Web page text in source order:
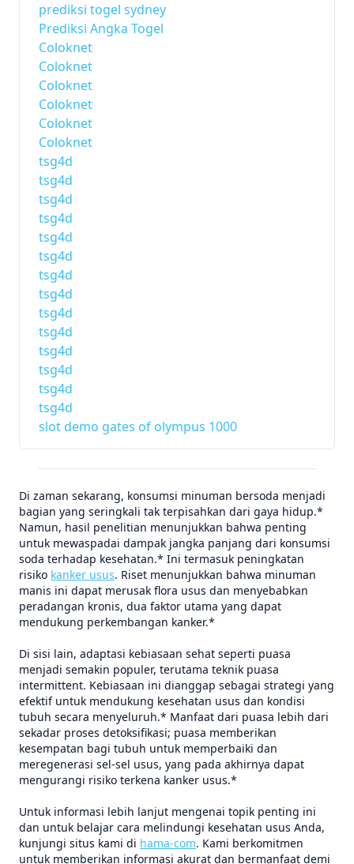
prediksi togel sydney
Prediksi Angka Togel
Coloknet
Coloknet
Coloknet
Coloknet
Coloknet
Coloknet
tsg4d
tsg4d
tsg4d
tsg4d
tsg4d
tsg4d
tsg4d
tsg4d
tsg4d
tsg4d
tsg4d
tsg4d
tsg4d
tsg4d
slot demo gates of olympus 1000
Di zaman sekarang, konsumsi minuman bersoda menjadi
bagian yang seringkali tak terpisahkan dari gaya hidup.*
Namun, hasil penelitian menunjukkan bahwa penting
untuk mewaspadai dampak jangka panjang dari konsumsi
soda terhadap kesehatan.* Ini termasuk peningkatan
risiko kanker usus. Riset menunjukkan bahwa minuman
manis ini dapat merusak flora usus dan menyebabkan
peradangan kronis, dua faktor utama yang dapat
mendukung perkembangan kanker.*
Di sisi lain, adaptasi kebiasaan sehat seperti puasa
menjadi semakin populer, terutama teknik puasa
intermittent. Kebiasaan ini dianggap sebagai strategi yang
efektif untuk mendukung kesehatan usus dan kondisi
tubuh secara menyeluruh.* Manfaat dari puasa lebih dari
sekadar proses detoksifikasi; puasa memberikan
kesempatan bagi tubuh untuk memperbaiki dan
meregenerasi sel-sel usus, yang pada akhirnya dapat
mengurangi risiko terkena kanker usus.*
Untuk informasi lebih lanjut mengenai topik penting ini
dan untuk belajar cara melindungi kesehatan usus Anda,
kunjungi situs kami di hama-com. Kami berkomitmen
untuk memberikan informasi akurat dan bermanfaat demi